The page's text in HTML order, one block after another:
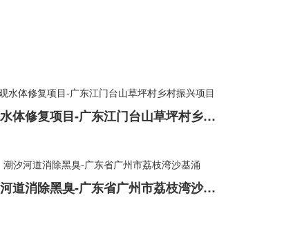
景观水体修复项目-广东江门台山草坪村乡村振兴项目
潮汐河道消除黑臭-广东省广州市荔枝湾沙基涌